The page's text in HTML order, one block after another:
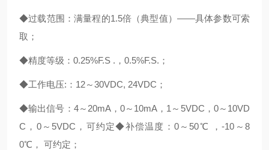
◆过载范围：满量程的1.5倍（典型值）——具体参数可索
取；
◆精度等级：0.25%F.S .，0.5%F.S.；
◆工作电压:：12～30VDC, 24VDC；
◆输出信号：4～20mA，0～10mA，1～5VDC，0～10VD
C，0～5VDC，可约定◆补偿温度：0～50℃ ，-10～8
0℃， 可约定；